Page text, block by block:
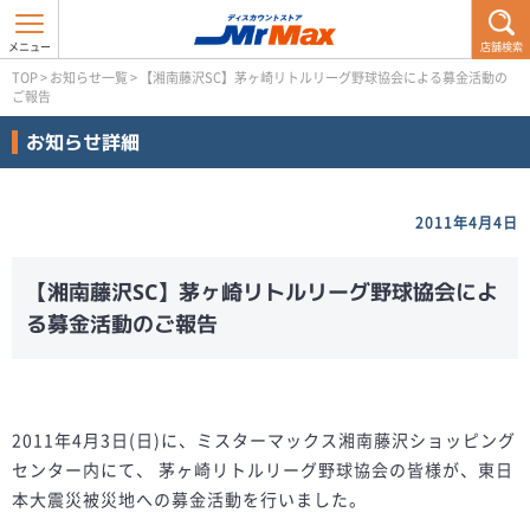
店舗検索
TOP>お知らせ一覧> 【湘南藤沢SC】茅ヶ崎リトルリーグ野球協会による募金活動の
ご報告
お知らせ詳細
2011年4月4日
【湘南藤沢SC】茅ヶ崎リトルリーグ野球協会によ
る募金活動のご報告
2011年4月3日(日)に、ミスターマックス湘南藤沢ショッピング
センター内にて、 茅ヶ崎リトルリーグ野球協会の皆様が、東日
本大震災被災地への募金活動を行いました。